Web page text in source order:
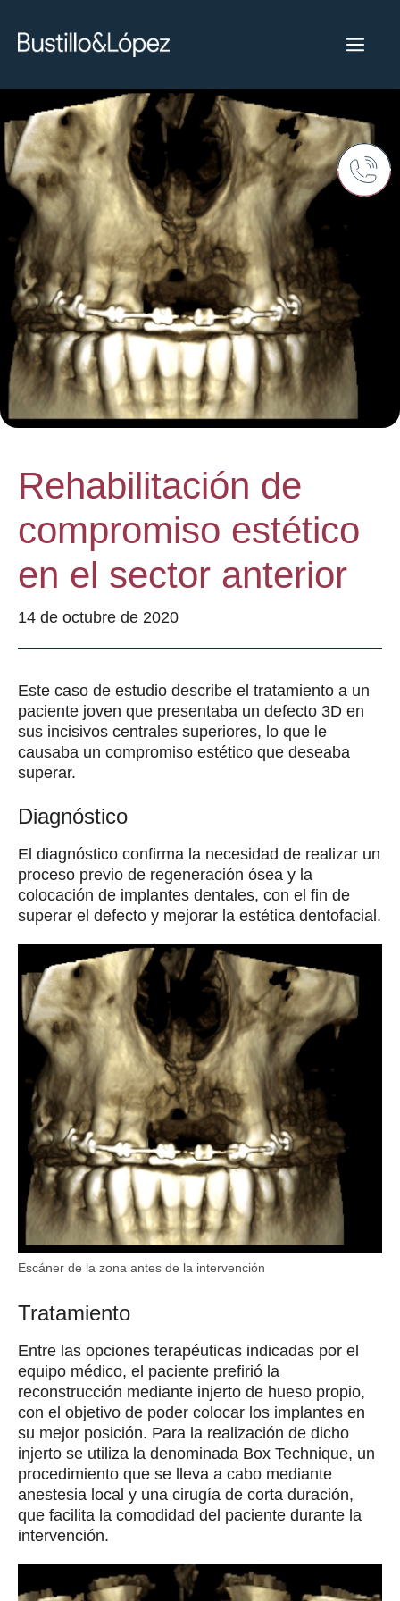
Rehabilitación de
compromiso estético
en el sector anterior
14 de octubre de 2020
Este caso de estudio describe el tratamiento a un
paciente joven que presentaba un defecto 3D en
sus incisivos centrales superiores, lo que le
causaba un compromiso estético que deseaba
superar.
Diagnóstico
El diagnóstico confirma la necesidad de realizar un
proceso previo de regeneración ósea y la
colocación de implantes dentales, con el fin de
superar el defecto y mejorar la estética dentofacial.
Escáner de la zona antes de la intervención
Tratamiento
Entre las opciones terapéuticas indicadas por el
equipo médico, el paciente prefirió la
reconstrucción mediante injerto de hueso propio,
con el objetivo de poder colocar los implantes en
su mejor posición. Para la realización de dicho
injerto se utiliza la denominada Box Technique, un
procedimiento que se lleva a cabo mediante
anestesia local y una cirugía de corta duración,
que facilita la comodidad del paciente durante la
intervención.